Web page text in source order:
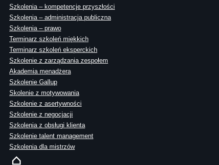
Szkolenia – kompetencje przyszłości
Szkolenia – administracja publiczna
Szkolenia – prawo
Terminarz szkoleń miękkich
Terminarz szkoleń eksperckich
Szkolenie z zarządzania zespołem
Akademia menadżera
Szkolenie Gallup
Skolenie z motywowania
Szkolenie z asertywności
Szkolenie z negocjacji
Szkolenia z obsługi klienta
Szkolenie talent management
Szkolenia dla mistrzów